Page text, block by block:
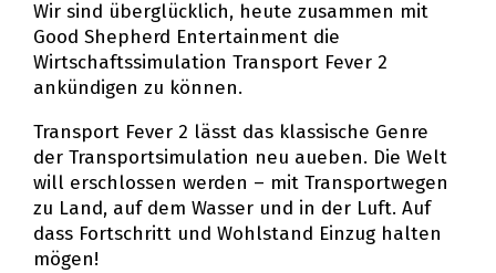
Wir sind überglücklich, heute zusammen mit
Good Shepherd Entertainment die
Wirtschaftssimulation Transport Fever 2
ankündigen zu können.
Transport Fever 2 lässt das klassische Genre
der Transportsimulation neu aufleben. Die Welt
will erschlossen werden – mit Transportwegen
zu Land, auf dem Wasser und in der Luft. Auf
dass Fortschritt und Wohlstand Einzug halten
mögen!